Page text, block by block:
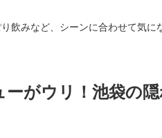
飲みなど、シーンに合わせて気に
がウリ！池袋の